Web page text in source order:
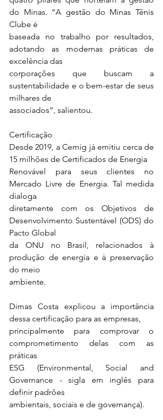
do Minas. “A gestão do Minas Tênis
Clube é
baseada no trabalho por resultados,
adotando as modernas práticas de
excelência das
corporações que buscam a
sustentabilidade e o bem-estar de seus
milhares de
associados”, salientou.
Certificação
Desde 2019, a Cemig já emitiu cerca de
15 milhões de Certificados de Energia
Renovável para seus clientes no
Mercado Livre de Energia. Tal medida
dialoga
diretamente com os Objetivos de
Desenvolvimento Sustentável (ODS) do
Pacto Global
da ONU no Brasil, relacionados à
produção de energia e à preservação
do meio
ambiente.
Dimas Costa explicou a importância
dessa certificação para as empresas,
principalmente para comprovar o
comprometimento delas com as
práticas
ESG (Environmental, Social and
Governance - sigla em inglês para
definir padrões
ambientais, sociais e de governança).